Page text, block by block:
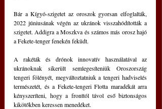
Bár a Kígyó-szigetet az oroszok gyorsan elfoglalták,
2022 júniusának végén az ukránok visszahódították a
szigetet. Addigra a Moszkva és számos más orosz hajó
a Fekete-tenger fenekén feküdt.
A rakéták és drónok innovatív használatával az
ukránoknak sikerült semlegesíteniük Oroszország
tengeri fölényét, megváltoztatniuk a tengeri hadviselés
természetét, és a Fekete-tengeri Flotta maradékát arra
kényszeríteni, hogy a fronttól távol eső biztonságos
kikötőkben keressen menedéket.